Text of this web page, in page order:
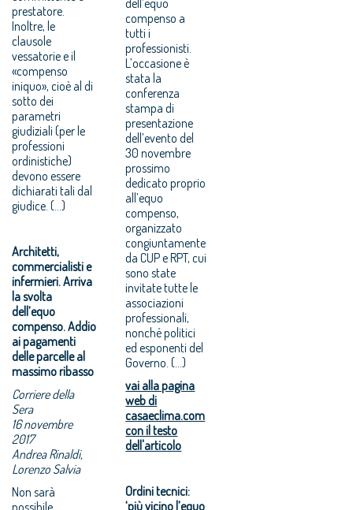
prestatore.
Inoltre, le
clausole
vessatorie e il
«compenso
iniquo», cioè al di
sotto dei
parametri
giudiziali (per le
professioni
ordinistiche)
devono essere
dichiarati tali dal
giudice. (…)
Architetti,
commercialisti e
infermieri. Arriva
la svolta
dell’equo
compenso. Addio
ai pagamenti
delle parcelle al
massimo ribasso
Corriere della
Sera
16 novembre
2017
Andrea Rinaldi,
Lorenzo Salvia
Non sarà
possibile
compenso a
tutti i
professionisti.
L’occasione è
stata la
conferenza
stampa di
presentazione
dell’evento del
30 novembre
prossimo
dedicato proprio
all’equo
compenso,
organizzato
congiuntamente
da CUP e RPT, cui
sono state
invitate tutte le
associazioni
professionali,
nonché politici
ed esponenti del
Governo. (...)
vai alla pagina
web di
casaeclima.com
con il testo
dell'articolo
Ordini tecnici:
‘più vicino l’equo